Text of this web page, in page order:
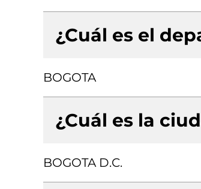
¿Cuál es el
BOGOTA
¿Cuál es la
BOGOTA D.C.